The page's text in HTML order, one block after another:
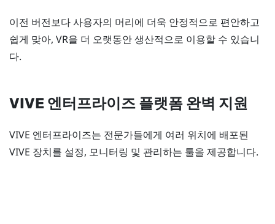
이전 버전보다 사용자의 머리에 더욱 안정적으로 편안하고
쉽게 맞아, VR을 더 오랫동안 생산적으로 이용할 수 있습니
다.
VIVE 엔터프라이즈 플랫폼 완벽 지원
VIVE 엔터프라이즈는 전문가들에게 여러 위치에 배포된
VIVE 장치를 설정, 모니터링 및 관리하는 툴을 제공합니다.